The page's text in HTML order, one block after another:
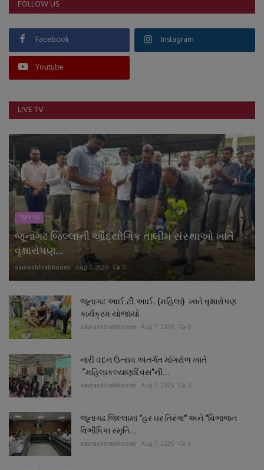
FOLLOW US
Facebook Instagram
Youtube
LIVE TV
જુનાગઢ
જૂનાગઢ જિલ્લાની ઔદ્યોગિક તાલીમ સંસ્થાઓ ખાતે
વૃક્ષારોપણ...
saurashtrabhoomi Aug 7, 2026 0
જૂનાગઢ આઈ.ટી.આઈ. (મહિલા) ખાતે વૃક્ષારોપણ
કાર્યક્રમ યોજાયો
saurashtrabhoomi Aug 7, 2026 0
નારી વંદન ઉત્સવ અંતર્ગત માંગરોળ ખાતે
“મહિલાકલ્યાણદિવસ”ની...
saurashtrabhoomi Aug 7, 2026 0
જૂનાગઢ જિલ્લામાં "હર ઘર તિરંગા" અને "વિભાજન
વિભીષિકા સ્મૃતિ...
saurashtrabhoomi Aug 7, 2026 0